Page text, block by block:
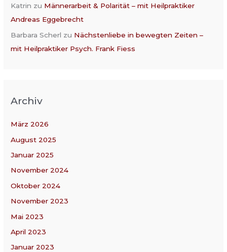
Katrin zu Männerarbeit & Polarität – mit Heilpraktiker
Andreas Eggebrecht
Barbara Scherl zu Nächstenliebe in bewegten Zeiten –
mit Heilpraktiker Psych. Frank Fiess
Archiv
März 2026
August 2025
Januar 2025
November 2024
Oktober 2024
November 2023
Mai 2023
April 2023
Januar 2023